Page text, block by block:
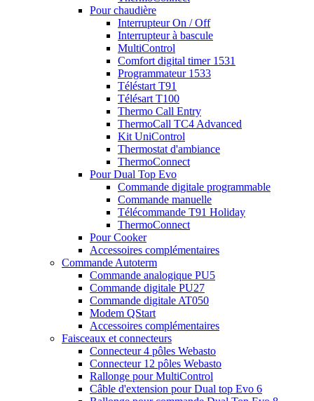
Pour chaudière
Interrupteur On / Off
Interrupteur à bascule
MultiControl
Comfort digital timer 1531
Programmateur 1533
Téléstart T91
Télésart T100
Thermo Call Entry
ThermoCall TC4 Advanced
Kit UniControl
Thermostat d'ambiance
ThermoConnect
Pour Dual Top Evo
Commande digitale programmable
Commande manuelle
Télécommande T91 Holiday
ThermoConnect
Pour Cooker
Accessoires complémentaires
Commande Autoterm
Commande analogique PU5
Commande digitale PU27
Commande digitale AT050
Modem QStart
Accessoires complémentaires
Faisceaux et connecteurs
Connecteur 4 pôles Webasto
Connecteur 12 pôles Webasto
Rallonge pour MultiControl
Câble d'extension pour Dual top Evo 6